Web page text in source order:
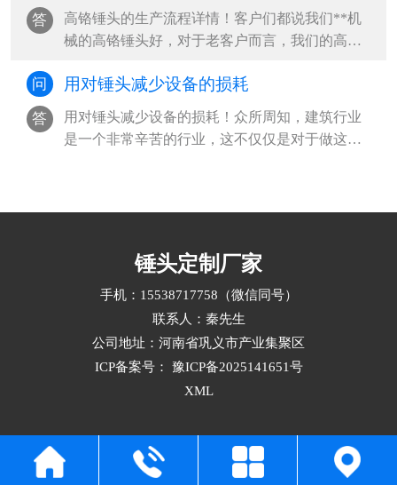
答
高铬锤头的生产流程详情！客户们都说我们**机
械的高铬锤头好，对于老客户而言，我们的高铬
问 用对锤头减少设备的损耗
答
用对锤头减少设备的损耗！众所周知，建筑行业
是一个非常辛苦的行业，这不仅仅是对于做这个
锤头定制厂家
手机：15538717758（微信同号）
联系人：秦先生
公司地址：河南省巩义市产业集聚区
ICP备案号：
豫ICP备2025141651号
XML